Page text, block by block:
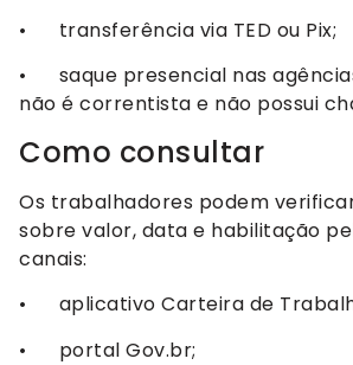
• transferência via TED ou Pix;
• saque presencial nas
não é correntista e não possui
Como consultar
Os trabalhadores podem
sobre valor, data e habilitação
canais:
• aplicativo Carteira de
• portal Gov.br;